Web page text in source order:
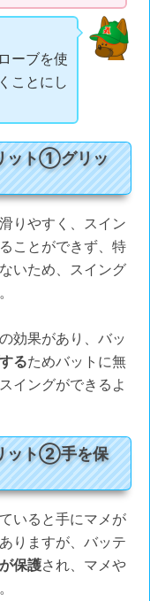
ーブを使
ことにし
ット①グリッ
りやすく、スイン
ことができず、特
いため、スイング
効果があり、バッ
るためバットに無
イングができるよ
ット②手を保
いると手にマメが
りますが、バッテ
保護され、マメや